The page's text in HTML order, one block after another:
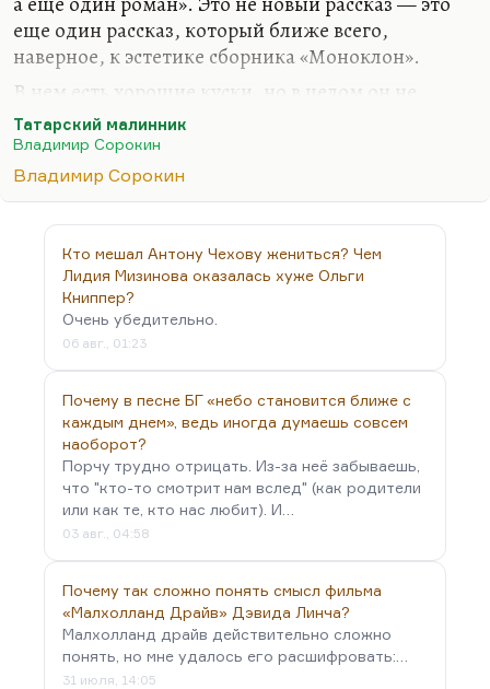
еще один рассказ, который ближе всего,
наверное, к эстетике сборника «Моноклон».
В нем есть хорошие куски, но в целом он не
показался мне особенно интересным. Как-то это
всё уже свинчено из опробованных конструкций.
В «Докторе Гарине» было как-то больше новизны.
Хотя и «Доктор Гарин» развивает основные уже
готовые сорокинские мифологемы и приемы. Но
это естественно. Понимаете, когда жизнь не
предлагает какой-то особенной новизны, мы не
можем ее ждать от писателя.
Татарский малинник
Владимир Сорокин
Владимир Сорокин
Кто мешал Антону Чехову жениться? Чем
Лидия Мизинова оказалась хуже Ольги
Книппер?
Очень убедительно.
06 авг., 01:23
Почему в песне БГ «небо становится ближе с
каждым днем», ведь иногда думаешь совсем
наоборот?
Порчу трудно отрицать. Из-за неё забываешь,
что "кто-то смотрит нам вслед" (как родители
или как те, кто нас любит). И…
03 авг., 04:58
Почему так сложно понять смысл фильма
«Малхолланд Драйв» Дэвида Линча?
Малхолланд драйв действительно сложно
понять, но мне удалось его расшифровать:…
31 июля, 14:05